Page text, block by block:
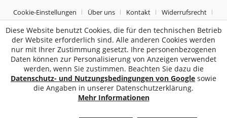
Cookie-Einstellungen Über uns Kontakt
Widerrufsrecht
Datenschutz
AGB Impressum
Sebworld
2187Bewertungen auf ProvenExpert.com
Diese Website benutzt Cookies, die für den technischen Betrieb
der Website erforderlich sind. Alle anderen Cookies werden
nur mit Ihrer Zustimmung gesetzt. Ihre personenbezogenen
Daten können zur Personalisierung von Anzeigen verwendet
werden, wenn Sie zustimmen. Beachten Sie dazu die
Datenschutz- und Nutzungsbedingungen von Google sowie
die Angaben in unserer Datenschutzerklärung.
Mehr Informationen